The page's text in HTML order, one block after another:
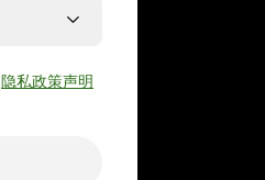
隐私政策声明